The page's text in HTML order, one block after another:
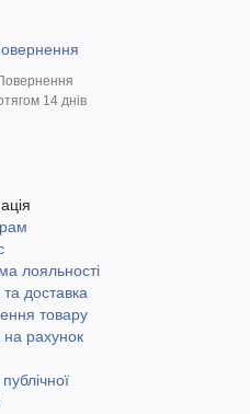
14 днів
лояльності
доставка
товару
рахунок